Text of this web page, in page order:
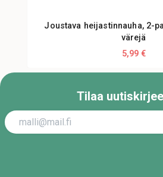
Joustava heijastinnauha, 2-
värejä
5,99 €
Tilaa